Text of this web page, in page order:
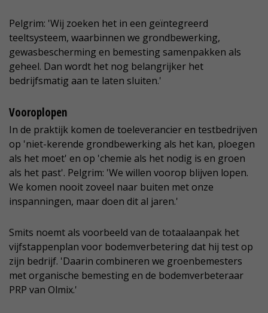
Pelgrim: 'Wij zoeken het in een geïntegreerd
teeltsysteem, waarbinnen we grondbewerking,
gewasbescherming en bemesting samenpakken als
geheel. Dan wordt het nog belangrijker het
bedrijfsmatig aan te laten sluiten.'
Vooroplopen
In de praktijk komen de toeleverancier en testbedrijven
op 'niet-kerende grondbewerking als het kan, ploegen
als het moet' en op 'chemie als het nodig is en groen
als het past'. Pelgrim: 'We willen voorop blijven lopen.
We komen nooit zoveel naar buiten met onze
inspanningen, maar doen dit al jaren.'
Smits noemt als voorbeeld van de totaalaanpak het
vijfstappenplan voor bodemverbetering dat hij test op
zijn bedrijf. 'Daarin combineren we groenbemesters
met organische bemesting en de bodemverbeteraar
PRP van Olmix.'